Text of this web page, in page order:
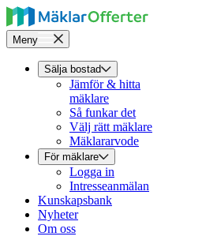
Meny
Sälja bostad
Jämför & hitta
mäklare
Så funkar det
Välj rätt mäklare
Mäklararvode
För mäklare
Logga in
Intresseanmälan
Kunskapsbank
Nyheter
Om oss